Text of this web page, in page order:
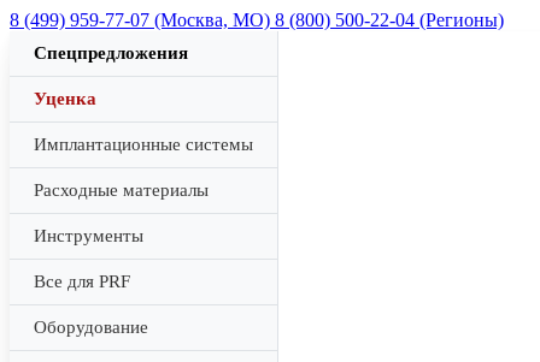
8 (499) 959-77-07 (Москва, МО) 8 (800) 500-22-04 (Регионы)
Спецпредложения
Уценка
Имплантационные системы
Расходные материалы
Инструменты
Все для PRF
Оборудование